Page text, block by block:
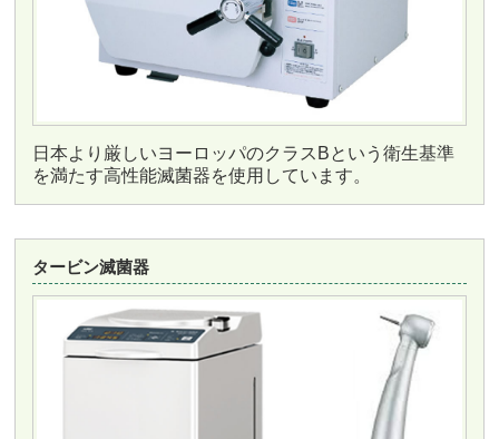
日本より厳しいヨーロッパのクラスBという衛生基準
を満たす高性能滅菌器を使用しています。
タービン滅菌器